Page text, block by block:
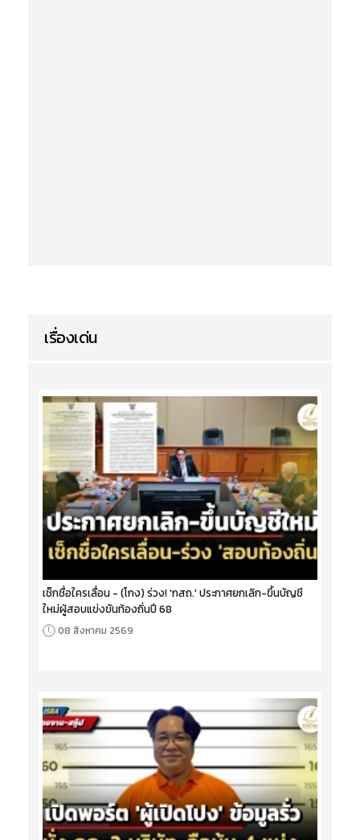
เรื่องเด่น
เช็กชื่อใครเลื่อน - (โกง) ร่วง! 'กสถ.' ประกาศยกเลิก-ขึ้นบัญชี
ใหม่ผู้สอบแข่งขันท้องถิ่นปี 68
08 สิงหาคม 2569